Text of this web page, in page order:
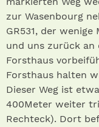
zur Wasenbourg
GR531, der
und uns zurück an
Forsthaus
Forsthaus halten
Dieser Weg ist
400Meter weiter
Rechteck). Dort